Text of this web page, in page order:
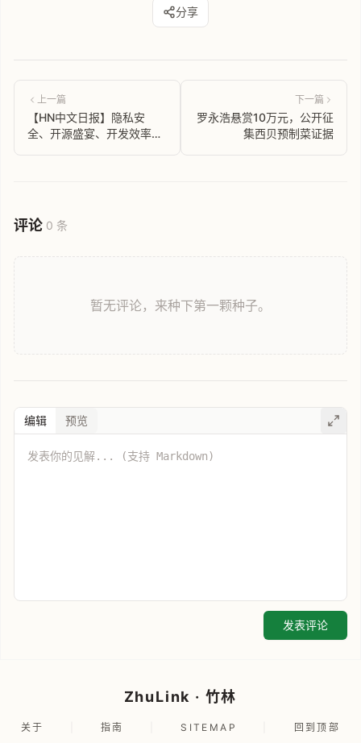
分享
上一篇
【HN中文日报】隐私安
全、开源盛宴、开发效率飙
下一篇
罗永浩悬赏10万元，公开征
集西贝预制菜证据
评论 0 条
暂无评论，来种下第一颗种子。
编辑 预览
发表评论
ZhuLink · 竹林
关于 指南 SITEMAP 回到顶部